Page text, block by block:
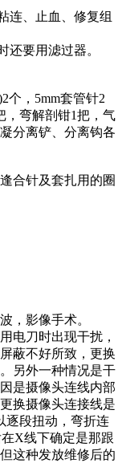
连、止血、修复组
还要用滤过器。
个，5mm套管针2
，弯解剖钳1把，气
分离铲、分离钩各
合针及套扎用的圈
，影像手术。
电刀时出现干扰，
蔽不好所致，更换
另外一种情况是干
是摄像头连线内部
换摄像头连接线是
逐段扭动，弯折连
X线下确定是那跟
这种发放维修后的